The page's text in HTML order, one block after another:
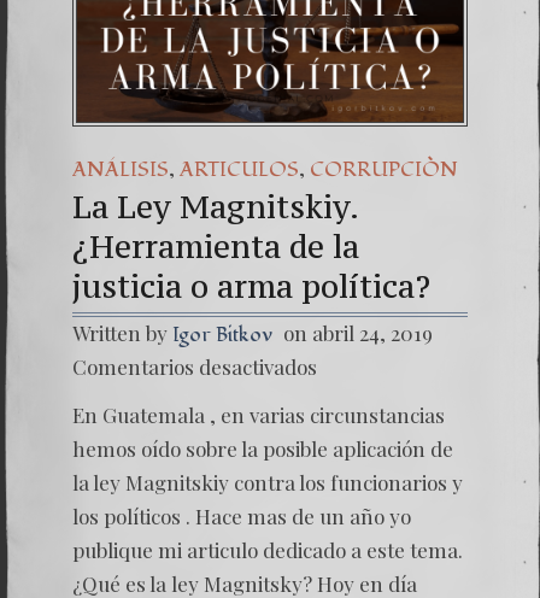
ANÁLISIS, ARTICULOS, CORRUPCIÒN
La Ley Magnitskiy.
¿Herramienta de la
justicia o arma política?
Written by Igor Bitkov on abril 24, 2019
Comentarios desactivados
En Guatemala , en varias circunstancias
hemos oído sobre la posible aplicación de
la ley Magnitskiy contra los funcionarios y
los políticos . Hace mas de un año yo
publique mi articulo dedicado a este tema.
¿Qué es la ley Magnitsky? Hoy en día